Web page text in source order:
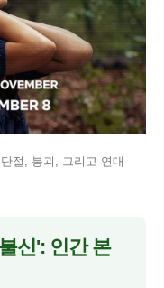
절, 붕괴, 그리고 연대
신': 인간 본